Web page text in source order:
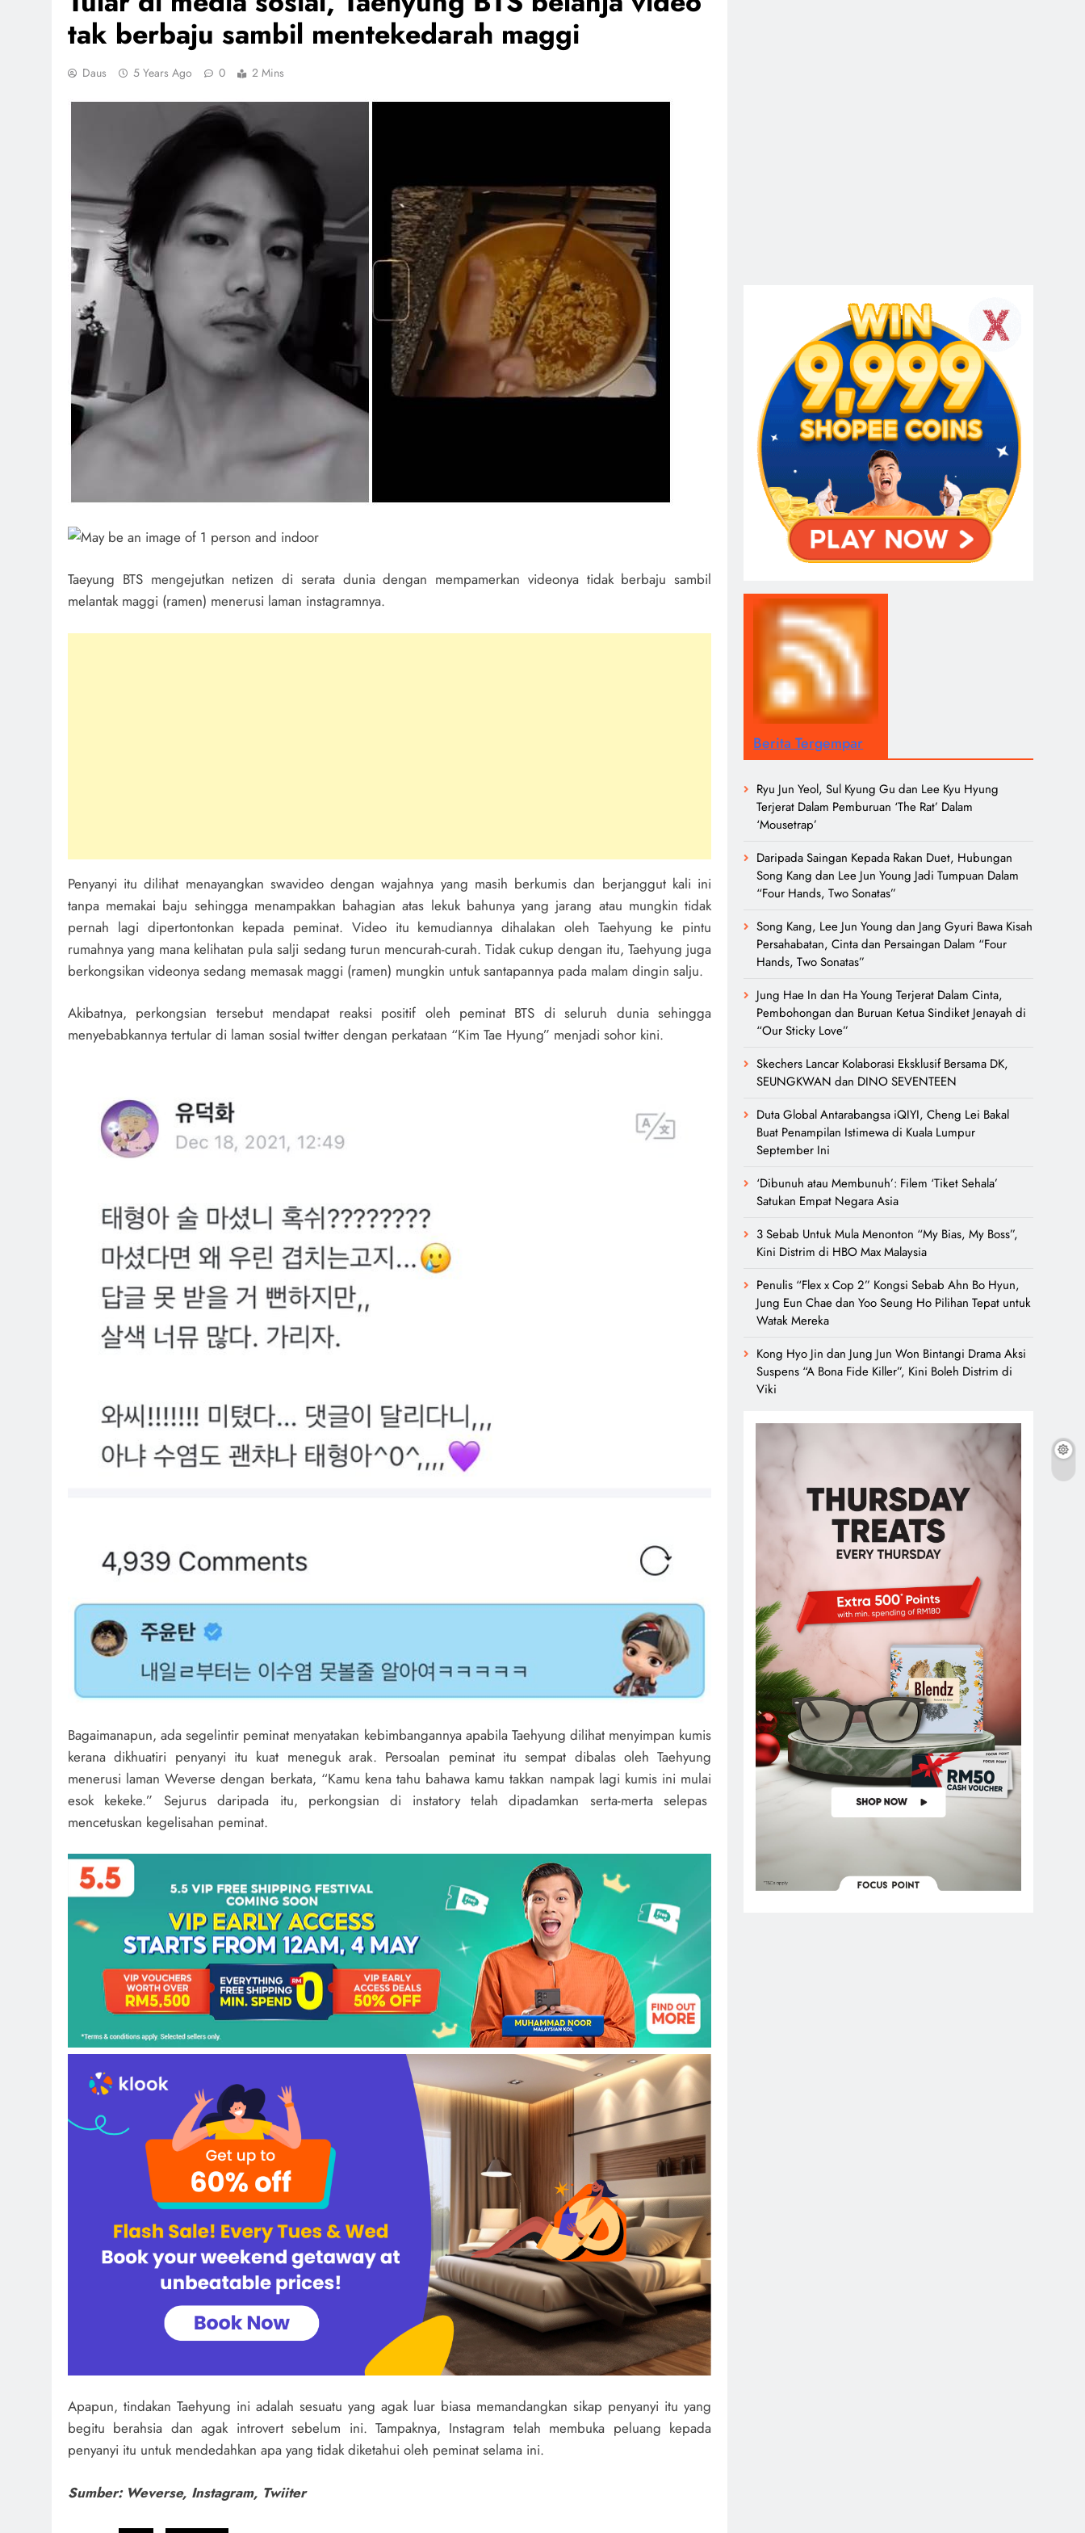
tak berbaju sambil mentekedarah maggi
Daus 5 Years Ago 0 2 Mins
Taeyung BTS mengejutkan netizen di serata dunia dengan mempamerkan videonya tidak berbaju sambil
melantak maggi (ramen) menerusi laman instagramnya.
Penyanyi itu dilihat menayangkan swavideo dengan wajahnya yang masih berkumis dan berjanggut kali ini
tanpa memakai baju sehingga menampakkan bahagian atas lekuk bahunya yang jarang atau mungkin tidak
pernah lagi dipertontonkan kepada peminat. Video itu kemudiannya dihalakan oleh Taehyung ke pintu
rumahnya yang mana kelihatan pula salji sedang turun mencurah-curah. Tidak cukup dengan itu, Taehyung juga
berkongsikan videonya sedang memasak maggi (ramen) mungkin untuk santapannya pada malam dingin salju.
Akibatnya, perkongsian tersebut mendapat reaksi positif oleh peminat BTS di seluruh dunia sehingga
menyebabkannya tertular di laman sosial twitter dengan perkataan “Kim Tae Hyung” menjadi sohor kini.
Bagaimanapun, ada segelintir peminat menyatakan kebimbangannya apabila Taehyung dilihat menyimpan kumis
kerana dikhuatiri penyanyi itu kuat meneguk arak. Persoalan peminat itu sempat dibalas oleh Taehyung
menerusi laman Weverse dengan berkata, “Kamu kena tahu bahawa kamu takkan nampak lagi kumis ini mulai
esok kekeke.” Sejurus daripada itu, perkongsian di instatory telah dipadamkan serta-merta selepas
mencetuskan kegelisahan peminat.
Apapun, tindakan Taehyung ini adalah sesuatu yang agak luar biasa memandangkan sikap penyanyi itu yang
begitu berahsia dan agak introvert sebelum ini. Tampaknya, Instagram telah membuka peluang kepada
penyanyi itu untuk mendedahkan apa yang tidak diketahui oleh peminat selama ini.
Sumber: Weverse, Instagram, Twiiter
Berita Tergempar
Ryu Jun Yeol, Sul Kyung Gu dan Lee Kyu Hyung
Terjerat Dalam Pemburuan ‘The Rat’ Dalam
‘Mousetrap’
Daripada Saingan Kepada Rakan Duet, Hubungan
Song Kang dan Lee Jun Young Jadi Tumpuan Dalam
“Four Hands, Two Sonatas”
Song Kang, Lee Jun Young dan Jang Gyuri Bawa Kisah
Persahabatan, Cinta dan Persaingan Dalam “Four
Hands, Two Sonatas”
Jung Hae In dan Ha Young Terjerat Dalam Cinta,
Pembohongan dan Buruan Ketua Sindiket Jenayah di
“Our Sticky Love”
Skechers Lancar Kolaborasi Eksklusif Bersama DK,
SEUNGKWAN dan DINO SEVENTEEN
Duta Global Antarabangsa iQIYI, Cheng Lei Bakal
Buat Penampilan Istimewa di Kuala Lumpur
September Ini
‘Dibunuh atau Membunuh’: Filem ‘Tiket Sehala’
Satukan Empat Negara Asia
3 Sebab Untuk Mula Menonton “My Bias, My Boss”,
Kini Distrim di HBO Max Malaysia
Penulis “Flex x Cop 2” Kongsi Sebab Ahn Bo Hyun,
Jung Eun Chae dan Yoo Seung Ho Pilihan Tepat untuk
Watak Mereka
Kong Hyo Jin dan Jung Jun Won Bintangi Drama Aksi
Suspens “A Bona Fide Killer”, Kini Boleh Distrim di
Viki